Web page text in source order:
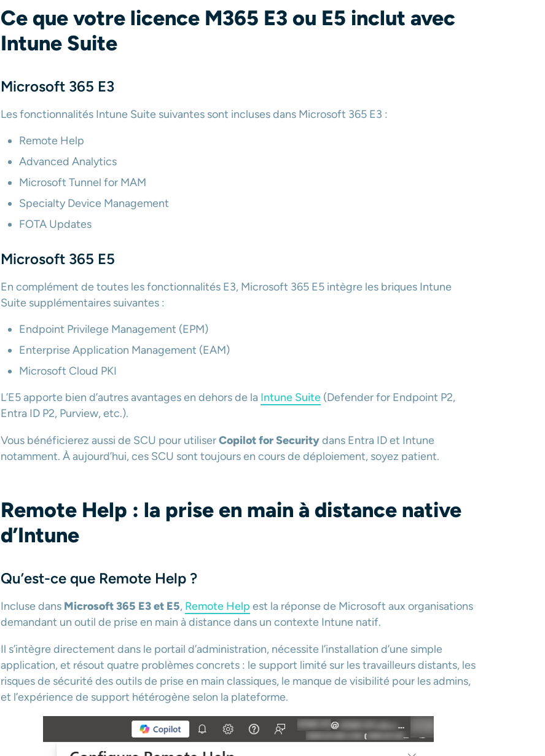
Ce que votre licence M365 E3 ou E5 inclut avec
Intune Suite
Microsoft 365 E3
Les fonctionnalités Intune Suite suivantes sont incluses dans Microsoft 365 E3 :
Remote Help
Advanced Analytics
Microsoft Tunnel for MAM
Specialty Device Management
FOTA Updates
Microsoft 365 E5
En complément de toutes les fonctionnalités E3, Microsoft 365 E5 intègre les briques Intune
Suite supplémentaires suivantes :
Endpoint Privilege Management (EPM)
Enterprise Application Management (EAM)
Microsoft Cloud PKI
L’E5 apporte bien d’autres avantages en dehors de la Intune Suite (Defender for Endpoint P2,
Entra ID P2, Purview, etc.).
Vous bénéficierez aussi de SCU pour utiliserCopilot for Securitydans Entra ID et Intune
notamment. À aujourd’hui, ces SCU sont toujours en cours de déploiement, soyez patient.
Remote Help : la prise en main à distance native
d’Intune
Qu’est-ce que Remote Help ?
Incluse dans Microsoft 365 E3 et E5, Remote Help est la réponse de Microsoft aux organisations
demandant un outil de prise en main à distance dans un contexte Intune natif.
Il s’intègre directement dans le portail d’administration, nécessite l’installation d’une simple
application, et résout quatre problèmes concrets : le support limité sur les travailleurs distants, les
risques de sécurité des outils de prise en main classiques, le manque de visibilité pour les admins,
et l’expérience de support hétérogène selon la plateforme.